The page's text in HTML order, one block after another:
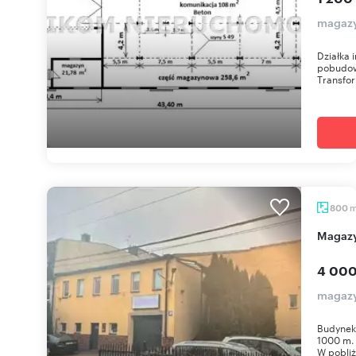
800
4
1000
W